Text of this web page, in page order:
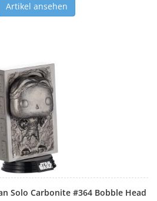
Artikel ansehen
Solo Carbonite #364 Bobble Head